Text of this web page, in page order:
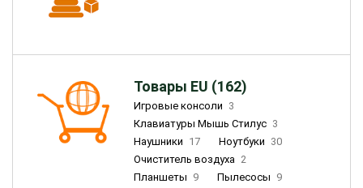
Товары EU (162)
Игровые консоли 3
Клавиатуры Мышь Стилус 3
Наушники 17 Ноутбуки 30
Очиститель воздуха 2
Планшеты 9 Пылесосы 9